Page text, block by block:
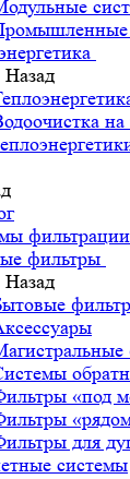
Назад
фильтры
Назад
«под
для
системы